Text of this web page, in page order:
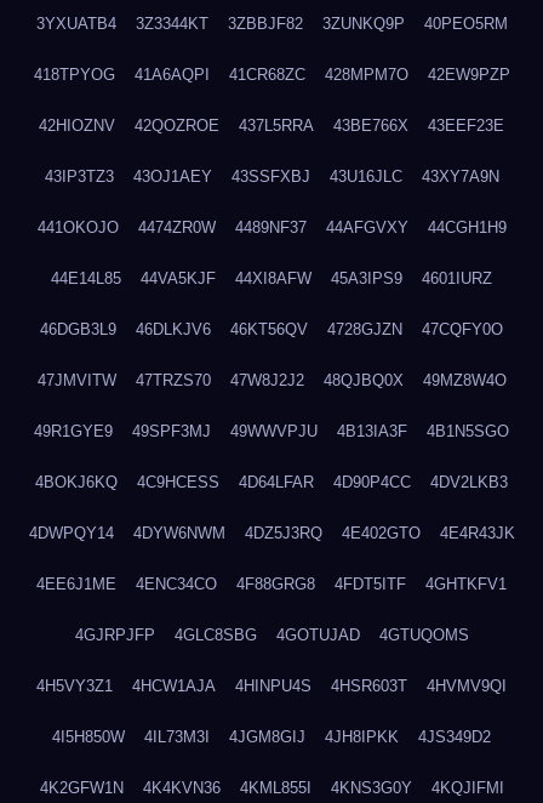
3YXUATB4 3Z3344KT 3ZBBJF82 3ZUNKQ9P 40PEO5RM
418TPYOG 41A6AQPI 41CR68ZC 428MPM7O 42EW9PZP
42HIOZNV 42QOZROE 437L5RRA 43BE766X 43EEF23E
43IP3TZ3 43OJ1AEY 43SSFXBJ 43U16JLC 43XY7A9N
441OKOJO 4474ZR0W 4489NF37 44AFGVXY 44CGH1H9
44E14L85 44VA5KJF 44XI8AFW 45A3IPS9 4601IURZ
46DGB3L9 46DLKJV6 46KT56QV 4728GJZN 47CQFY0O
47JMVITW 47TRZS70 47W8J2J2 48QJBQ0X 49MZ8W4O
49R1GYE9 49SPF3MJ 49WWVPJU 4B13IA3F 4B1N5SGO
4BOKJ6KQ 4C9HCESS 4D64LFAR 4D90P4CC 4DV2LKB3
4DWPQY14 4DYW6NWM 4DZ5J3RQ 4E402GTO 4E4R43JK
4EE6J1ME 4ENC34CO 4F88GRG8 4FDT5ITF 4GHTKFV1
4GJRPJFP 4GLC8SBG 4GOTUJAD 4GTUQOMS
4H5VY3Z1 4HCW1AJA 4HINPU4S 4HSR603T 4HVMV9QI
4I5H850W 4IL73M3I 4JGM8GIJ 4JH8IPKK 4JS349D2
4K2GFW1N 4K4KVN36 4KML855I 4KNS3G0Y 4KQJIFMI